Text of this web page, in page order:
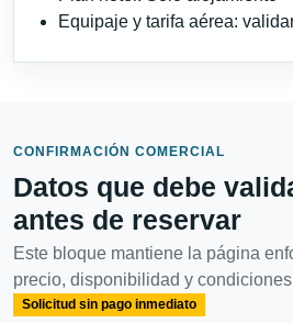
Equipaje y tarifa aérea:
CONFIRMACIÓN COMERCIAL
Datos que debe
antes de reservar
Este bloque mantiene la página
precio, disponibilidad y
Solicitud sin pago inmediato